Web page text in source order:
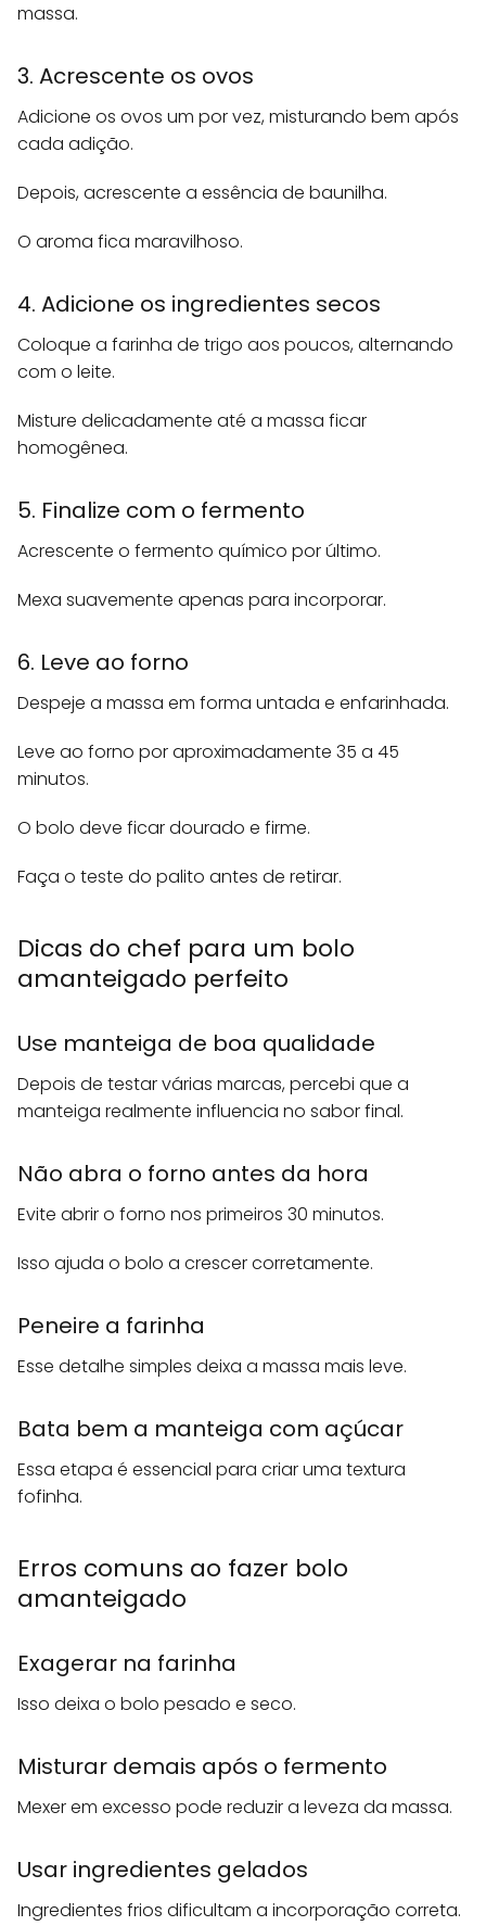
massa.
3. Acrescente os ovos
Adicione os ovos um por vez, misturando bem após
cada adição.
Depois, acrescente a essência de baunilha.
O aroma fica maravilhoso.
4. Adicione os ingredientes secos
Coloque a farinha de trigo aos poucos, alternando
com o leite.
Misture delicadamente até a massa ficar
homogênea.
5. Finalize com o fermento
Acrescente o fermento químico por último.
Mexa suavemente apenas para incorporar.
6. Leve ao forno
Despeje a massa em forma untada e enfarinhada.
Leve ao forno por aproximadamente 35 a 45
minutos.
O bolo deve ficar dourado e firme.
Faça o teste do palito antes de retirar.
Dicas do chef para um bolo
amanteigado perfeito
Use manteiga de boa qualidade
Depois de testar várias marcas, percebi que a
manteiga realmente influencia no sabor final.
Não abra o forno antes da hora
Evite abrir o forno nos primeiros 30 minutos.
Isso ajuda o bolo a crescer corretamente.
Peneire a farinha
Esse detalhe simples deixa a massa mais leve.
Bata bem a manteiga com açúcar
Essa etapa é essencial para criar uma textura
fofinha.
Erros comuns ao fazer bolo
amanteigado
Exagerar na farinha
Isso deixa o bolo pesado e seco.
Misturar demais após o fermento
Mexer em excesso pode reduzir a leveza da massa.
Usar ingredientes gelados
Ingredientes frios dificultam a incorporação correta.